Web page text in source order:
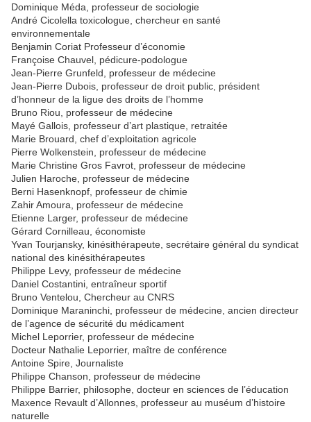
Dominique Méda, professeur de sociologie
André Cicolella toxicologue, chercheur en santé
environnementale
Benjamin Coriat Professeur d’économie
Françoise Chauvel, pédicure-podologue
Jean-Pierre Grunfeld, professeur de médecine
Jean-Pierre Dubois, professeur de droit public, président
d’honneur de la ligue des droits de l’homme
Bruno Riou, professeur de médecine
Mayé Gallois, professeur d’art plastique, retraitée
Marie Brouard, chef d’exploitation agricole
Pierre Wolkenstein, professeur de médecine
Marie Christine Gros Favrot, professeur de médecine
Julien Haroche, professeur de médecine
Berni Hasenknopf, professeur de chimie
Zahir Amoura, professeur de médecine
Etienne Larger, professeur de médecine
Gérard Cornilleau, économiste
Yvan Tourjansky, kinésithérapeute, secrétaire général du syndicat
national des kinésithérapeutes
Philippe Levy, professeur de médecine
Daniel Costantini, entraîneur sportif
Bruno Ventelou, Chercheur au CNRS
Dominique Maraninchi, professeur de médecine, ancien directeur
de l’agence de sécurité du médicament
Michel Leporrier, professeur de médecine
Docteur Nathalie Leporrier, maître de conférence
Antoine Spire, Journaliste
Philippe Chanson, professeur de médecine
Philippe Barrier, philosophe, docteur en sciences de l’éducation
Maxence Revault d’Allonnes, professeur au muséum d’histoire
naturelle